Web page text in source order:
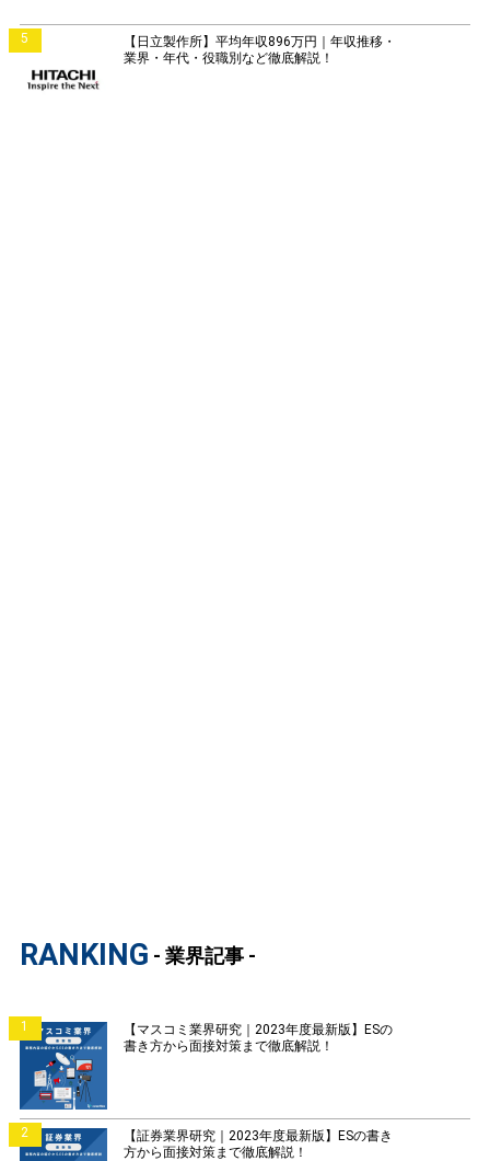
5
【日立製作所】平均年収896万円｜年収推移・
業界・年代・役職別など徹底解説！
RANKING - 業界記事 -
1
【マスコミ業界研究｜2023年度最新版】ESの
書き方から面接対策まで徹底解説！
2
【証券業界研究｜2023年度最新版】ESの書き
方から面接対策まで徹底解説！